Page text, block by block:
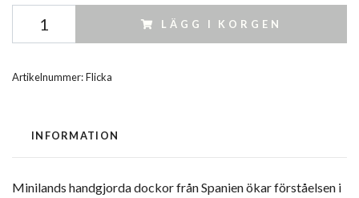
LÄGG I KORGEN
Artikelnummer:Flicka
INFORMATION
Minilands handgjorda dockor från Spanien ökar förståelsen i